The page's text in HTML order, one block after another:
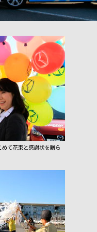
て花束と感謝状を贈ら